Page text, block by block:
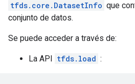
tfds.core.DatasetInfo que
conjunto de datos.
Se puede acceder a través de:
La API tfds.load :